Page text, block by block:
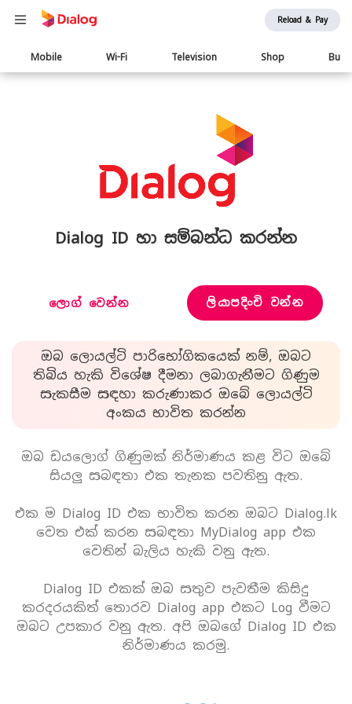
Reload & Pay
Main
navigation
Mobile Wi-Fi Television Shop
Dialog ID හා සම්බන්ධ කරන්න
ලොග් වෙන්න ලියාපදිංචි වන්න
ඔබ ලොයල්ටි පාරිභෝගිකයෙක් නම්, ඔබට
තිබිය හැකි විශේෂ දීමනා ලබාගැනීමට ගිණුම
සැකසීම සඳහා කරුණාකර ඔබේ ලොයල්ටි
අංකය භාවිත කරන්න
ඔබ ඩයලොග් ගිණුමක් නිර්මාණය කළ විට ඔබේ
සියලු සබඳතා එක තැනක පවතිනු ඇත.
එක ම Dialog ID එක භාවිත කරන ඔබට Dialog.lk
වෙත එක් කරන සබඳතා MyDialog app එක
වෙතින් බැලිය හැකි වනු ඇත.
Dialog ID එකක් ඔබ සතුව පැවතීම කිසිදු
කරදරයකිත් තොරව Dialog app එකට Log වීමට
ඔබට උපකාර වනු ඇත. අපි ඔබගේ Dialog ID එක
නිර්මාණය කරමු.